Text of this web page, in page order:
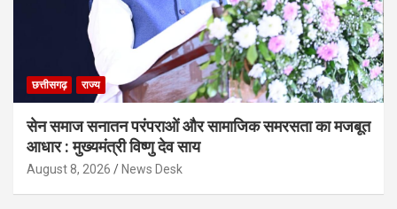
छत्तीसगढ़ राज्य
सेन समाज सनातन परंपराओं और सामाजिक समरसता का मजबूत
आधार : मुख्यमंत्री विष्णु देव साय
August 8, 2026 News Desk